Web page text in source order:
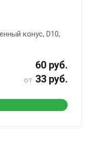
конус, D10,
60 руб.
от 33 руб.